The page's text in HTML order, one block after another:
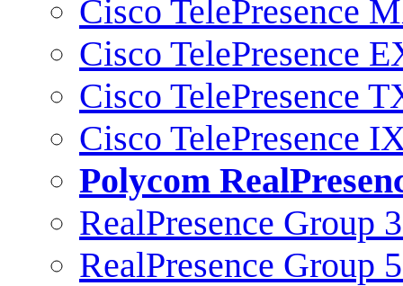
Cisco TelePresence
Cisco TelePresence
Cisco TelePresence
Cisco TelePresence
Polycom
RealPresence Group
RealPresence Group